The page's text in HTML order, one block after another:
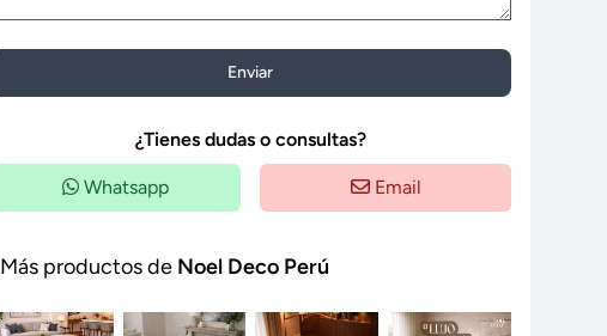
Enviar
¿Tienes dudas o consultas?
Whatsapp Email
Más productos de Noel Deco Perú